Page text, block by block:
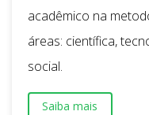
acadêmico na
áreas: científica,
social.
Saiba mais